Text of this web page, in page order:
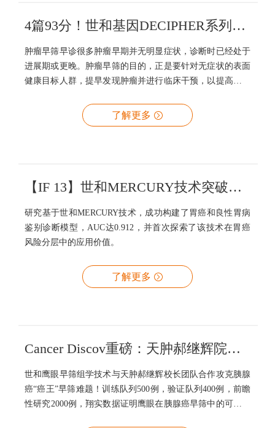
MERCURY多组学液体活检技术建立了肝癌早筛模型，该模
4篇93分！世和基因DECIPHER系列肿瘤早筛研究成果大盘点
肿瘤早筛早诊很多肿瘤早期并无明显症状，诊断时已经处于
进展期或更晚。肿瘤早筛的目的，正是要针对无症状的表面
健康目标人群，提早发现肿瘤并进行临床干预，以提高治愈
负担。在传统肿瘤早筛手段灵敏度特异性均不尽人意的情况
下，国内外检测公司纷纷布局基于液体活检的癌症早筛研
异、甲基化、cfDNA片段组学、基因表达、代谢组学、微生
癌种早筛及泛癌种早
了解更多
【IF 13】世和MERCURY技术突破胃癌无创早筛难题，AUC 0.912！
研究基于世和MERCURY技术，成功构建了胃癌和良性胃病
鉴别诊断模型，AUC达0.912，并首次探索了该技术在胃癌
风险分层中的应用价值。
了解更多
Cancer Discov重磅：天肿郝继辉院长团队发布大型前瞻性胰腺癌早筛成果
世和鹰眼早筛组学技术与天肿郝继辉校长团队合作攻克胰腺
癌“癌王”早筛难题！训练队列500例，验证队列400例，前瞻
性研究2000例，翔实数据证明鹰眼在胰腺癌早筛中的可行性